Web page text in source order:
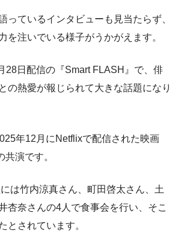
っているインタビューも見当たらず、
を注いでいる様子がうかがえます。
28日配信の『Smart FLASH』で、俳
の熱愛が報じられて大きな話題になり
年12月にNetflixで配信された映画
共演です。
は竹内涼真さん、町田啓太さん、土
杏奈さんの4人で食事会を行い、そこ
とされています。